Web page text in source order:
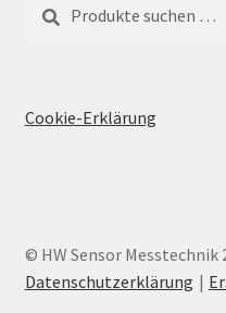
nach:
Cookie-Erklärung
© HW Sensor Messtechnik
Datenschutzerklärung